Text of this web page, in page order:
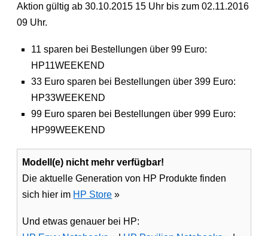
Aktion gültig ab 30.10.2015 15 Uhr bis zum 02.11.2016
09 Uhr.
11 sparen bei Bestellungen über 99 Euro:
HP11WEEKEND
33 Euro sparen bei Bestellungen über 399 Euro:
HP33WEEKEND
99 Euro sparen bei Bestellungen über 999 Euro:
HP99WEEKEND
Modell(e) nicht mehr verfügbar!
Die aktuelle Generation von HP Produkte finden
sich hier im HP Store »
Und etwas genauer bei HP: